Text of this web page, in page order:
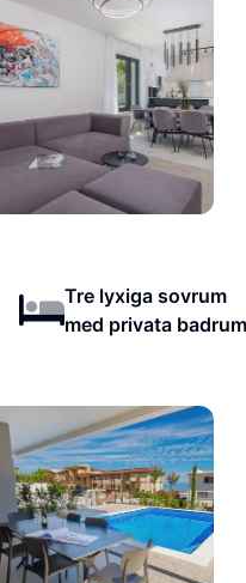
Tre lyxiga sovrum
med privata badrum